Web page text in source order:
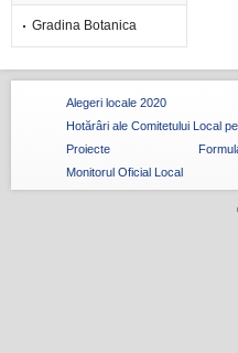
Gradina Botanica
Alegeri locale 2020
Hotărâri ale Comitetului Local
Proiecte
Monitorul Oficial Local